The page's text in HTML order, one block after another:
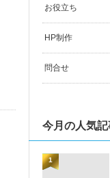
お役立ち
HP制作
問合せ
今月の人気記
1